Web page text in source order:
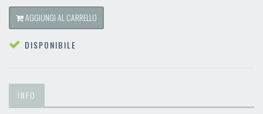
AGGIUNGI AL CARRELLO
DISPONIBILE
INFO